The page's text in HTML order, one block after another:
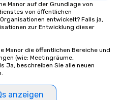
meal
scenic
in
are
Manor auf der Grundlage von
von öffentlichen
entwickelt? Falls ja,
zur Entwicklung dieser
Manor die öffentlichen Bereiche und
(wie: Meetingräume,
Ja, beschreiben Sie alle neuen
anzeigen